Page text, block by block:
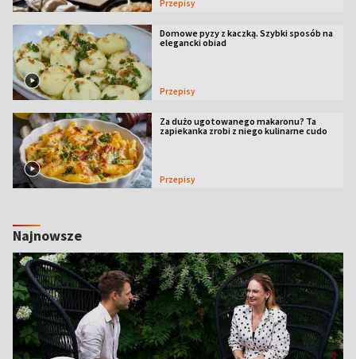
Przepisy
Domowe pyzy z kaczką. Szybki sposób na
elegancki obiad
Przepisy
Za dużo ugotowanego makaronu? Ta
zapiekanka zrobi z niego kulinarne cudo
Przepisy
Najnowsze